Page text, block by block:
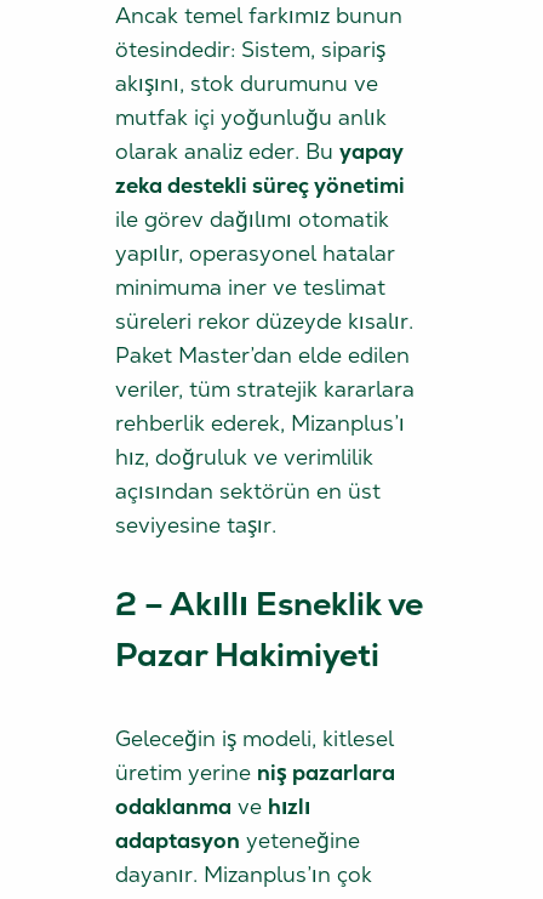
Ancak temel farkımız bunun
ötesindedir: Sistem, sipariş
akışını, stok durumunu ve
mutfak içi yoğunluğu anlık
olarak analiz eder. Bu yapay
zeka destekli süreç yönetimi
ile görev dağılımı otomatik
yapılır, operasyonel hatalar
minimuma iner ve teslimat
süreleri rekor düzeyde kısalır.
Paket Master’dan elde edilen
veriler, tüm stratejik kararlara
rehberlik ederek, Mizanplus’ı
hız, doğruluk ve verimlilik
açısından sektörün en üst
seviyesine taşır.
2 – Akıllı Esneklik ve
Pazar Hakimiyeti
Geleceğin iş modeli, kitlesel
üretim yerine niş pazarlara
odaklanma ve hızlı
adaptasyon yeteneğine
dayanır. Mizanplus’ın çok